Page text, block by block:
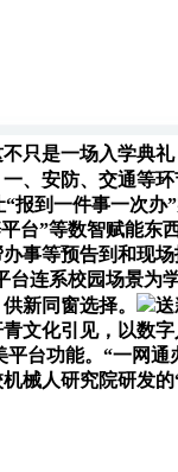
只是一场入学典
、安防、交通等环
报到一件事一次
台”等数智赋能东
事等预告到和现
连系校园场景为
新同窗选择。
送
文化引见，以数
台功能。“一网
械人研究院研发